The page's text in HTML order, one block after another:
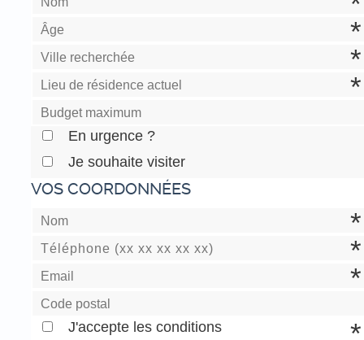
En urgence ?
Je souhaite visiter
VOS COORDONNÉES
J'accepte les conditions